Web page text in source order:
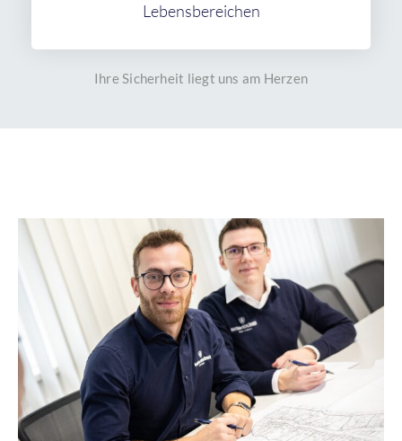
Lebensbereichen
Ihre Sicherheit liegt uns am Herzen